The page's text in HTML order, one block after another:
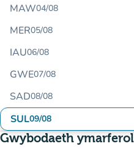
MAW04/08
MER05/08
IAU06/08
GWE07/08
SAD08/08
SUL09/08
Gwybodaeth ymarferol